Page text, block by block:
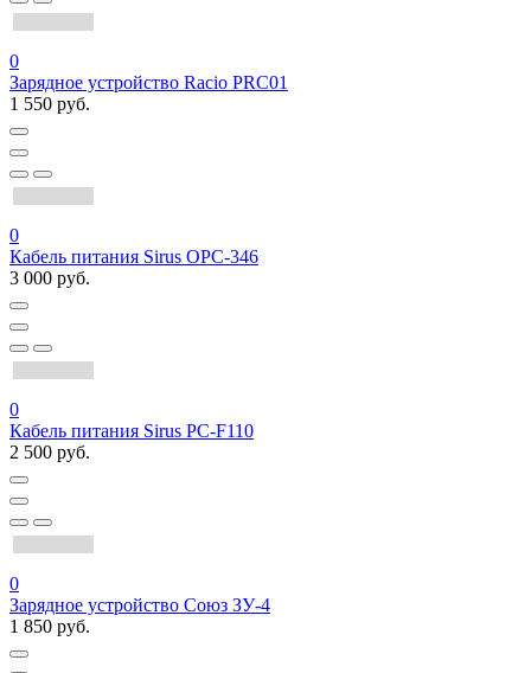
0
Зарядное устройство Racio PRC01
1 550 руб.
0
Кабель питания Sirus OPC-346
3 000 руб.
0
Кабель питания Sirus PC-F110
2 500 руб.
0
Зарядное устройство Союз ЗУ-4
1 850 руб.